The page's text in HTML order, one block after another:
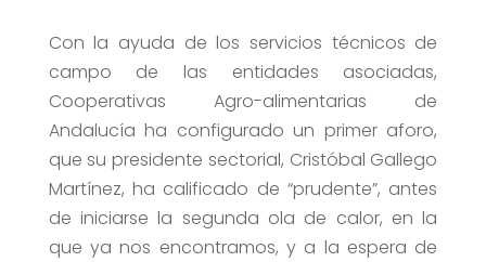
Con la ayuda de los servicios técnicos de
campo de las entidades asociadas,
Cooperativas Agro-alimentarias de
Andalucía ha configurado un primer aforo,
que su presidente sectorial, Cristóbal Gallego
Martínez, ha calificado de “prudente”, antes
de iniciarse la segunda ola de calor, en la
que ya nos encontramos, y a la espera de